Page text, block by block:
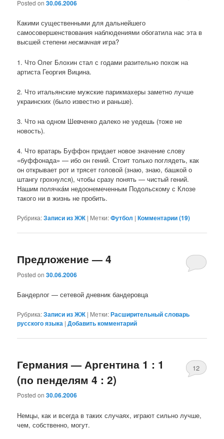
Posted on30.06.2006
Какими существенными для дальнейшего
самосовершенствования наблюдениями обогатила нас эта в
высшей степенинесмачная игра?
1. Что Олег Блохин стал с годами разительно похож на
артиста Георгия Вицина.
2. Что итальянские мужские парикмахеры заметно лучше
украинских (было известно и раньше).
3. Что на одном Шевченко далеко не уедешь (тоже не
новость).
4. Что вратарь Буффон придает новое значение слову
«буффонада» — ибо он гений. Стоит только поглядеть, как
он открывает рот и трясет головой (знаю, знаю, башкой о
штангу грохнулся), чтобы сразу понять — чистый гений.
Нашим полячкáм недоонемеченным Подольскому с Клозе
такого ни в жизнь не пробить.
Рубрика:Записи из ЖЖ | Метки:Футбол |Комментарии (19)
Предложение — 4
Posted on30.06.2006
Бандерлог — сетевой дневник бандеровца
Рубрика:Записи из ЖЖ | Метки:Расширительный словарь
русского языка |Добавить комментарий
Германия — Аргентина 1 : 1
(по пенделям 4 : 2)
Posted on30.06.2006
12
Немцы, как и всегда в таких случаях, играют сильно лучше,
чем, собственно, могут.